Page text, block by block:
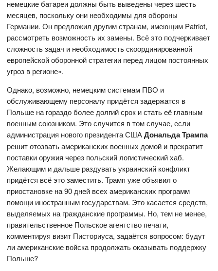
немецкие батареи должны быть выведены через шесть
месяцев, поскольку они необходимы для обороны
Германии. Он предложил другим странам, имеющим Patriot,
рассмотреть возможность их замены. Всё это подчеркивает
сложность задач и необходимость скоординированной
европейской оборонной стратегии перед лицом постоянных
угроз в регионе».
Однако, возможно, немецким системам ПВО и
обслуживающему персоналу придётся задержатся в
Польше на гораздо более долгий срок и стать её главным
военным союзником. Это случится в том случае, если
администрация нового президента СШАДональда Трампа
решит отозвать американских военных домой и прекратит
поставки оружия через польский логистический хаб.
Желающим и дальше раздувать украинский конфликт
придётся всё это заместить. Трамп уже объявил о
приостановке на 90 дней всех американских программ
помощи иностранным государствам. Это касается средств,
выделяемых на гражданские программы. Но, тем не менее,
правительственное Польское агентство печати,
комментируя визит Писториуса, задаётся вопросом: будут
ли американские войска продолжать оказывать поддержку
Польше?